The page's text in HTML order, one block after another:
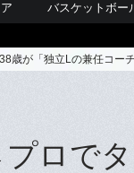
バスケットボー
が「独立Lの兼任コー
ロで